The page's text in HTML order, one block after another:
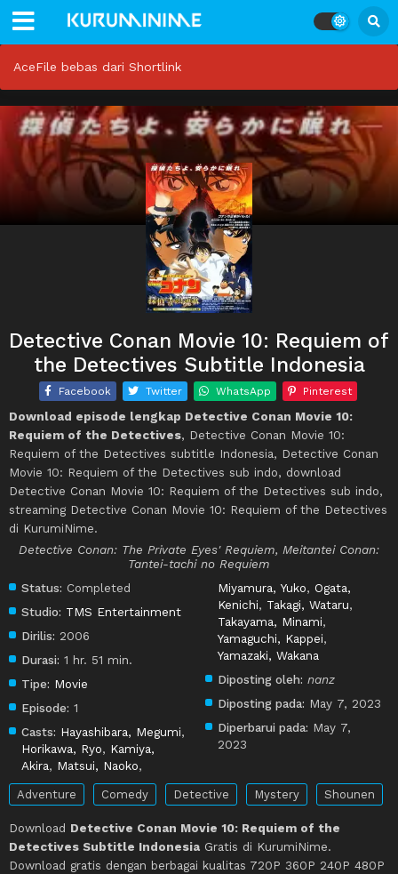
AceFile bebas dari Shortlink
Detective Conan Movie 10: Requiem of
the Detectives Subtitle Indonesia
Facebook Twitter WhatsApp Pinterest
Download episode lengkap Detective Conan Movie 10:
Requiem of the Detectives, Detective Conan Movie 10:
Requiem of the Detectives subtitle Indonesia, Detective Conan
Movie 10: Requiem of the Detectives sub indo, download
Detective Conan Movie 10: Requiem of the Detectives sub indo,
streaming Detective Conan Movie 10: Requiem of the Detectives
di KurumiNime.
Detective Conan: The Private Eyes' Requiem, Meitantei Conan:
Tantei-tachi no Requiem
Status: Completed
Studio: TMS Entertainment
Dirilis: 2006
Durasi: 1 hr. 51 min.
Tipe: Movie
Episode: 1
Casts: Hayashibara, Megumi,
Horikawa, Ryo, Kamiya,
Akira, Matsui, Naoko,
Miyamura, Yuko, Ogata,
Kenichi, Takagi, Wataru,
Takayama, Minami,
Yamaguchi, Kappei,
Yamazaki, Wakana
Diposting oleh: nanz
Diposting pada: May 7, 2023
Diperbarui pada: May 7,
2023
Adventure Comedy Detective Mystery Shounen
Download Detective Conan Movie 10: Requiem of the
Detectives Subtitle Indonesia Gratis di KurumiNime.
Download gratis dengan berbagai kualitas 720P 360P 240P 480P